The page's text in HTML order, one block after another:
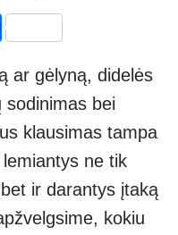
S
ar
e
ar gėlyną, didelės
sodinimas bei
klausimas tampa
ne tik
ir darantys įtaką
kokiu